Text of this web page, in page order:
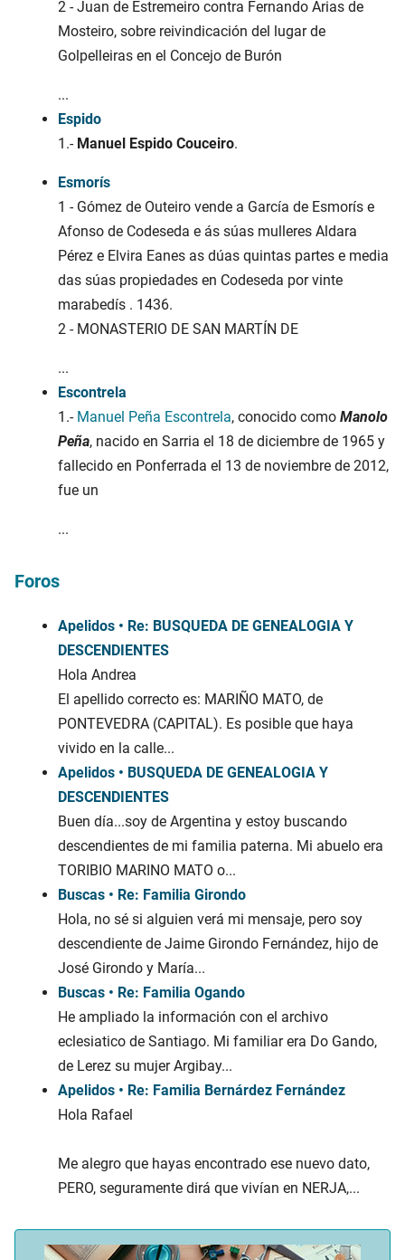
2 - Juan de Estremeiro contra Fernando Arias de
Mosteiro, sobre reivindicación del lugar de
Golpelleiras en el Concejo de Burón
...
Espido
1.- Manuel Espido Couceiro.
Esmorís
1 - Gómez de Outeiro vende a García de Esmorís e
Afonso de Codeseda e ás súas mulleres Aldara
Pérez e Elvira Eanes as dúas quintas partes e media
das súas propiedades en Codeseda por vinte
marabedís . 1436.
2 - MONASTERIO DE SAN MARTÍN DE
...
Escontrela
1.- Manuel Peña Escontrela, conocido como Manolo
Peña, nacido en Sarria el 18 de diciembre de 1965 y
fallecido en Ponferrada el 13 de noviembre de 2012,
fue un
...
Foros
Apelidos • Re: BUSQUEDA DE GENEALOGIA Y
DESCENDIENTES
Hola Andrea
El apellido correcto es: MARIÑO MATO, de
PONTEVEDRA (CAPITAL). Es posible que haya
vivido en la calle...
Apelidos • BUSQUEDA DE GENEALOGIA Y
DESCENDIENTES
Buen día...soy de Argentina y estoy buscando
descendientes de mi familia paterna. Mi abuelo era
TORIBIO MARINO MATO o...
Buscas • Re: Familia Girondo
Hola, no sé si alguien verá mi mensaje, pero soy
descendiente de Jaime Girondo Fernández, hijo de
José Girondo y María...
Buscas • Re: Familia Ogando
He ampliado la información con el archivo
eclesiatico de Santiago. Mi familiar era Do Gando,
de Lerez su mujer Argibay...
Apelidos • Re: Familia Bernárdez Fernández
Hola Rafael
Me alegro que hayas encontrado ese nuevo dato,
PERO, seguramente dirá que vivían en NERJA,...